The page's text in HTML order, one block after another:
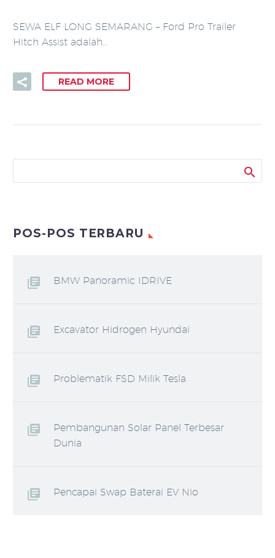
SEWA ELF LONG SEMARANG – Ford Pro Trailer
Hitch Assist adalah…
READ MORE
POS-POS TERBARU
BMW Panoramic IDRIVE
Excavator Hidrogen Hyundai
Problematik FSD Milik Tesla
Pembangunan Solar Panel Terbesar
Dunia
Pencapai Swap Baterai EV Nio